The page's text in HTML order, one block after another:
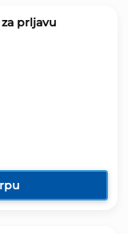
prljavu